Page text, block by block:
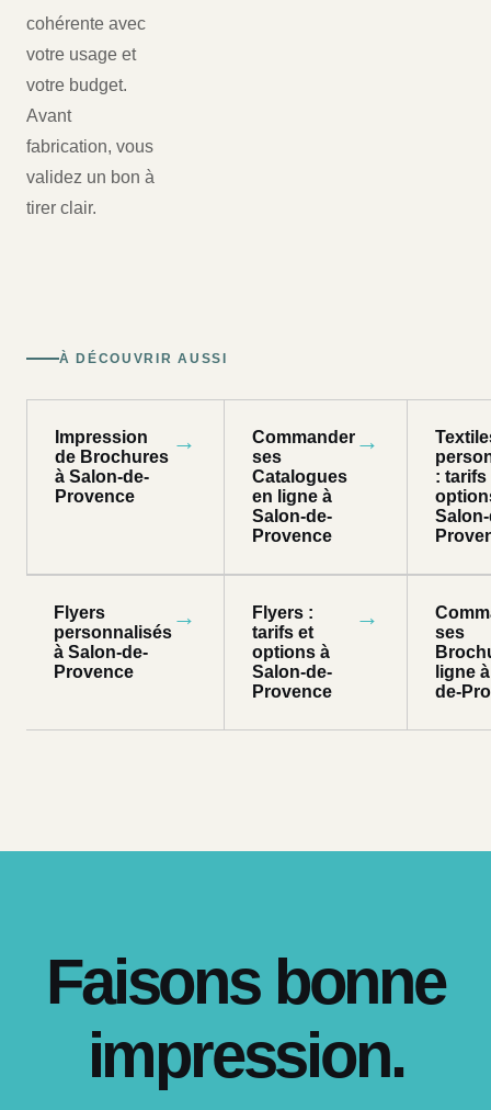
cohérente avec
votre usage et
votre budget.
Avant
fabrication, vous
validez un bon à
tirer clair.
À DÉCOUVRIR AUSSI
Impression
de Brochures
à Salon-de-
Provence
→
Commander
ses
Catalogues
en ligne à
Salon-de-
Provence
→
: tarifs
Flyers
personnalisés
à Salon-de-
Provence
→
Flyers :
tarifs et
options à
Salon-de-
Provence
→
ses
ligne
de-
Faisons bonne
impression.